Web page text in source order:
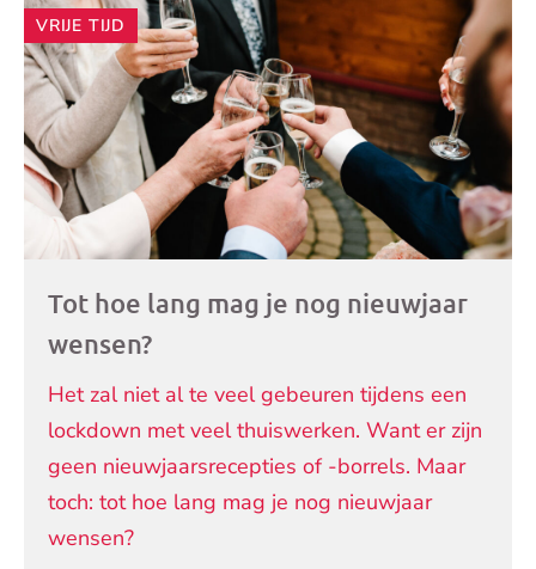
artikelen
VRIJE TIJD
Tot hoe lang mag je nog nieuwjaar
wensen?
Het zal niet al te veel gebeuren tijdens een
lockdown met veel thuiswerken. Want er zijn
geen nieuwjaarsrecepties of -borrels. Maar
toch: tot hoe lang mag je nog nieuwjaar
wensen?